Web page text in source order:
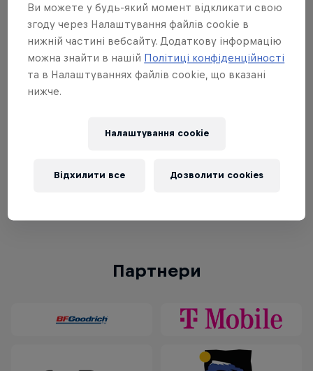
переможців увійшли в історію найжорсткіших
змагань з маунтінбайку на Землі.
Слідкуй за новинами про Red Bull Rampage 2023
тут або підписуйся на @RedBullBike, щоб
отримувати інформацію про подію, детальну
для глядачів та багато іншого.
Хочеш більше прямо зараз? Не забудьте
Партнери
Ви можете у будь-який момент відкликати свою
згоду через Налаштування файлів cookie в
нижній частині вебсайту. Додаткову інформацію
можна знайти в нашій Політиці конфіденційності
та в Налаштуваннях файлів cookie, що вказані
нижче.
Налаштування cookie
Відхилити все Дозволити cookies